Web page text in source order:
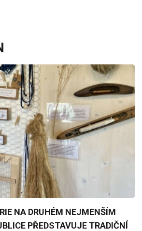
NA DRUHÉM NEJMENŠÍM
PŘEDSTAVUJE TRADIČNÍ